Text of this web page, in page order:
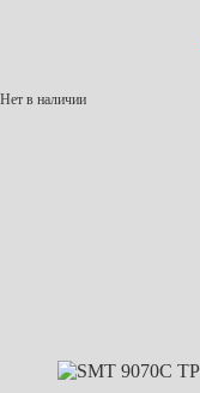
Нет в наличии